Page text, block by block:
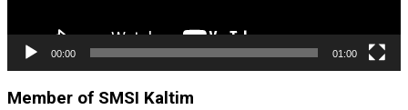
00:00 01:00
Member of SMSI Kaltim